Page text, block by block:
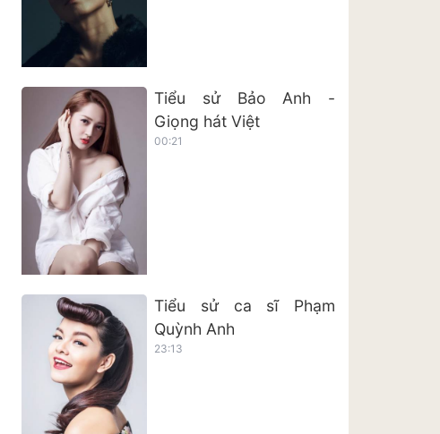
Tiểu sử Bảo Anh -
Giọng hát Việt
00:21
Tiểu sử ca sĩ Phạm
Quỳnh Anh
23:13